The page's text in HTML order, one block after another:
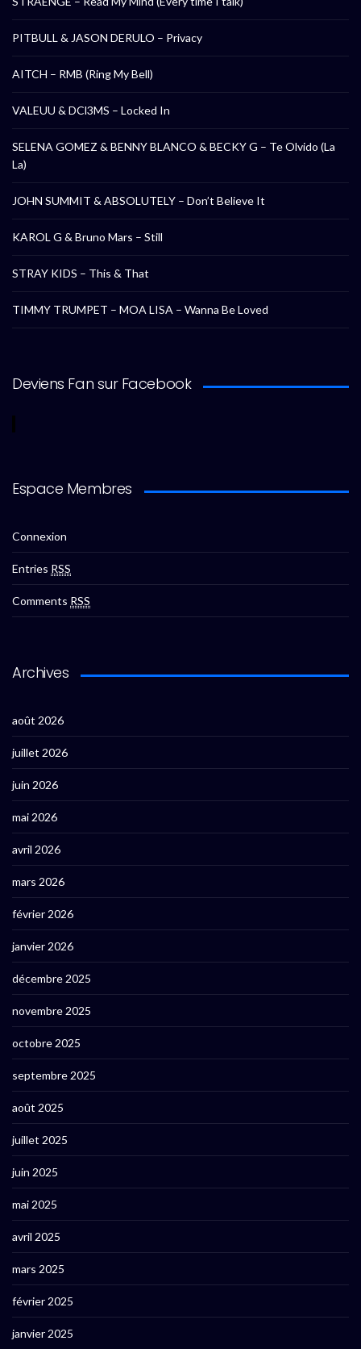
PITBULL & JASON DERULO – Privacy
AITCH – RMB (Ring My Bell)
VALEUU & DCl3MS – Locked In
SELENA GOMEZ & BENNY BLANCO & BECKY G – Te Olvido (La
La)
JOHN SUMMIT & ABSOLUTELY – Don’t Believe It
KAROL G & Bruno Mars – Still
STRAY KIDS – This & That
TIMMY TRUMPET – MOA LISA – Wanna Be Loved
Deviens Fan sur Facebook
Espace Membres
Connexion
Entries RSS
Comments RSS
Archives
août 2026
juillet 2026
juin 2026
mai 2026
avril 2026
mars 2026
février 2026
janvier 2026
décembre 2025
novembre 2025
octobre 2025
septembre 2025
août 2025
juillet 2025
juin 2025
mai 2025
avril 2025
mars 2025
février 2025
janvier 2025